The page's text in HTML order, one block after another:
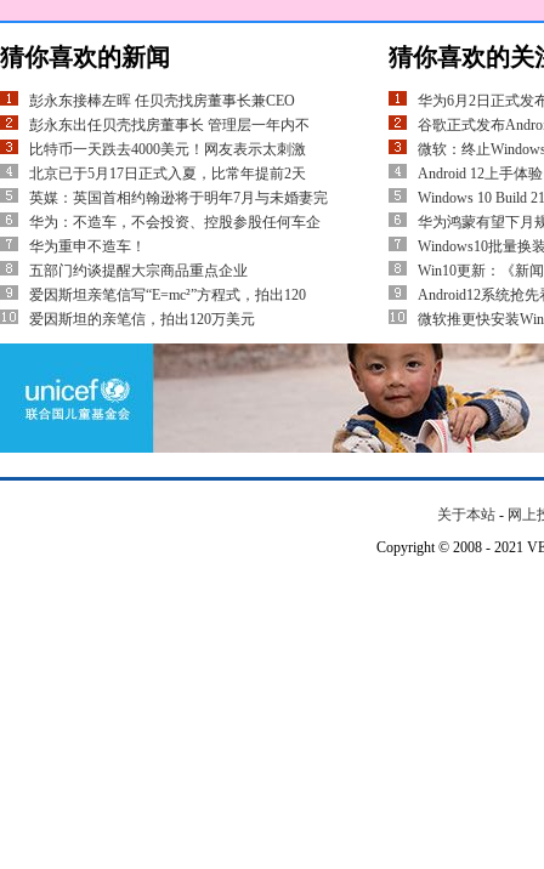
猜你喜欢的新闻
彭永东接棒左晖 任贝壳找房董事长兼CEO
彭永东出任贝壳找房董事长 管理层一年内不
比特币一天跌去4000美元！网友表示太刺激
北京已于5月17日正式入夏，比常年提前2天
英媒：英国首相约翰逊将于明年7月与未婚妻完
华为：不造车，不会投资、控股参股任何车企
华为重申不造车！
五部门约谈提醒大宗商品重点企业
爱因斯坦亲笔信写“E=mc²”方程式，拍出120
爱因斯坦的亲笔信，拍出120万美元
猜你喜欢的关
华为6月2日正式发
谷歌正式发布
微软：终止
Android 12上手体
Windows 10 Build
华为鸿蒙有望下月
Windows10批量换
Win10更新：《新
Android12系统抢
微软推更快安装
关于本站 - 网上
Copyright © 2008 - 2021